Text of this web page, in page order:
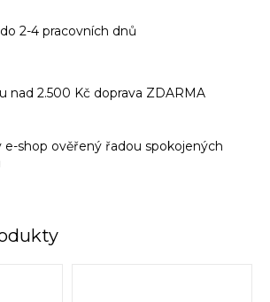
2-4 pracovních dnů
nad 2.500 Kč doprava ZDARMA
e-shop ověřený řadou spokojených